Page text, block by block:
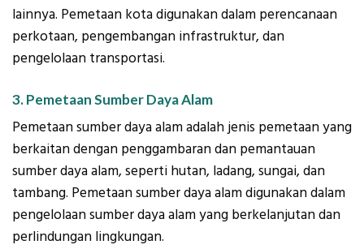
lainnya. Pemetaan kota digunakan dalam perencanaan
perkotaan, pengembangan infrastruktur, dan
pengelolaan transportasi.
3. Pemetaan Sumber Daya Alam
Pemetaan sumber daya alam adalah jenis pemetaan yang
berkaitan dengan penggambaran dan pemantauan
sumber daya alam, seperti hutan, ladang, sungai, dan
tambang. Pemetaan sumber daya alam digunakan dalam
pengelolaan sumber daya alam yang berkelanjutan dan
perlindungan lingkungan.